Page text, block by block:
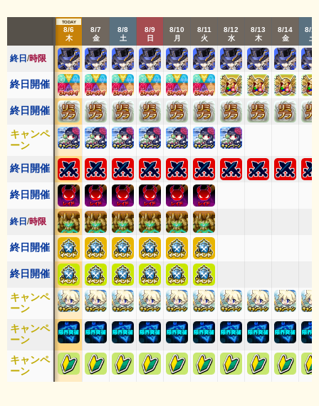
8/6
木
8/7
金
8/8
土
8/9
日
8/10
月
8/11
火
8/12
水
8/13
木
8/14
金
8/15
土
終日 /時限
終日開催
終日開催
キャンペ
ーン
終日開催
終日開催
終日 /時限
終日開催
終日開催
キャンペ
ーン
キャンペ
ーン
キャンペ
ーン